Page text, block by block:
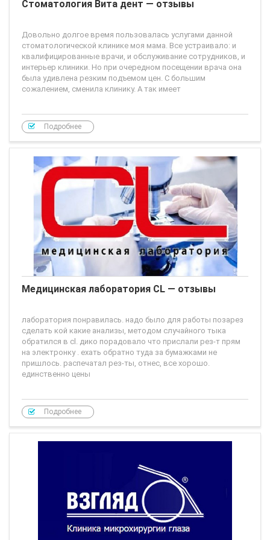
Стоматология Вита дент — отзывы
Довольно долгое время пользовалась услугами данной
стоматологической клинике моя мама. Все устраивало: и
квалифицированные врачи, и обслуживание сотрудников, и
интерьер клиники. Но при очередном посещении врача она
была удивлена резким подъемом цен. С большим
сожалением, сменила клинику. А так имеет
Подробнее
Медицинская лаборатория CL — отзывы
лаборатория понравилась. надо было для работы позарез
сделать кой какие анализы, методом случайного тыка
обратился в cl. дико порадовало что прислали рез-т прям
на электронку . ехать обратно туда за бумажками не
пришлось. распечатал рез-ты, отнес, все хорошо.
единственно цены
Подробнее